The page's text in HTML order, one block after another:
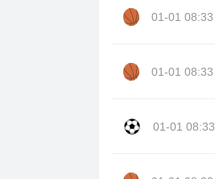
01-01 08:33
01-01 08:33
01-01 08:33